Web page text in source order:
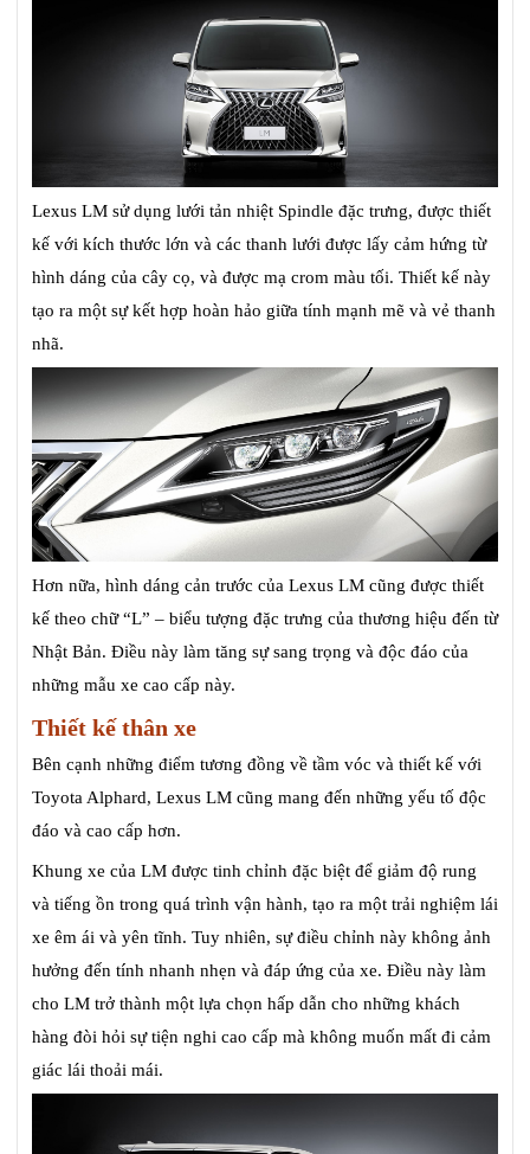
Lexus LM sử dụng lưới tản nhiệt Spindle đặc trưng, được thiết
kế với kích thước lớn và các thanh lưới được lấy cảm hứng từ
hình dáng của cây cọ, và được mạ crom màu tối. Thiết kế này
tạo ra một sự kết hợp hoàn hảo giữa tính mạnh mẽ và vẻ thanh
nhã.
Hơn nữa, hình dáng cản trước của Lexus LM cũng được thiết
kế theo chữ “L” – biểu tượng đặc trưng của thương hiệu đến từ
Nhật Bản. Điều này làm tăng sự sang trọng và độc đáo của
những mẫu xe cao cấp này.
Thiết kế thân xe
Bên cạnh những điểm tương đồng về tầm vóc và thiết kế với
Toyota Alphard, Lexus LM cũng mang đến những yếu tố độc
đáo và cao cấp hơn.
Khung xe của LM được tinh chỉnh đặc biệt để giảm độ rung
và tiếng ồn trong quá trình vận hành, tạo ra một trải nghiệm lái
xe êm ái và yên tĩnh. Tuy nhiên, sự điều chỉnh này không ảnh
hưởng đến tính nhanh nhẹn và đáp ứng của xe. Điều này làm
cho LM trở thành một lựa chọn hấp dẫn cho những khách
hàng đòi hỏi sự tiện nghi cao cấp mà không muốn mất đi cảm
giác lái thoải mái.